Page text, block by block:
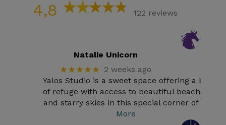
4,8 122 reviews
Natalie Unicorn
★★★★★ 2 weeks ago
Yalos Studio is a sweet space offering a bit
of refuge with access to beautiful beaches
and starry skies in this special corner of
More